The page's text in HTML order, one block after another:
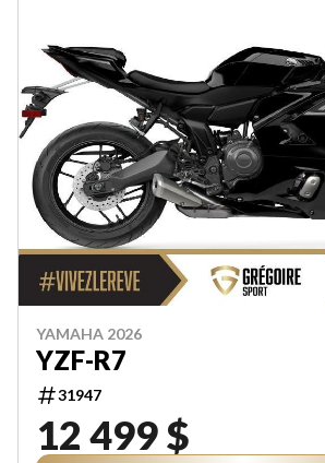
YAMAHA 2026
YZF-R7
31947
12 499 $